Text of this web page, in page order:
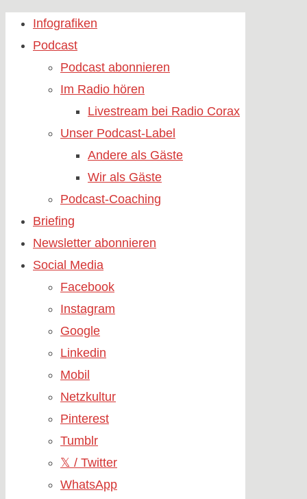
Skip
Infografiken
Podcast
Podcast abonnieren
Im Radio hören
Livestream bei Radio Corax
Unser Podcast-Label
Andere als Gäste
Wir als Gäste
Podcast-Coaching
Briefing
Newsletter abonnieren
Social Media
Facebook
Instagram
Google
Linkedin
Mobil
Netzkultur
Pinterest
Tumblr
𝕏 / Twitter
WhatsApp